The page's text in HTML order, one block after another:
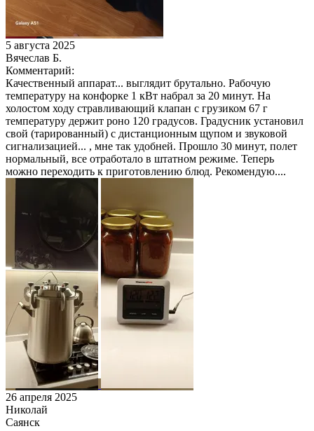
5 августа 2025
Вячеслав Б.
Комментарий:
Качественный аппарат... выглядит брутально. Рабочую
температуру на конфорке 1 кВт набрал за 20 минут. На
холостом ходу стравливающий клапан с грузиком 67 г
температуру держит роно 120 градусов. Градусник установил
свой (тарированный) с дистанционным щупом и звуковой
сигнализацией... , мне так удобней. Прошло 30 минут, полет
нормальный, все отработало в штатном режиме. Теперь
можно переходить к приготовлению блюд. Рекомендую....
26 апреля 2025
Николай
Саянск